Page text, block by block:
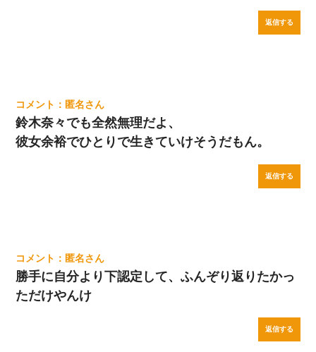
返信する
匿名
鈴木奈々でも全然無理だよ、
彼女余裕でひとりで生きていけそうだもん。
返信する
匿名
勝手に自分より下認定して、ふんぞり返りたかっ
ただけやんけ
返信する